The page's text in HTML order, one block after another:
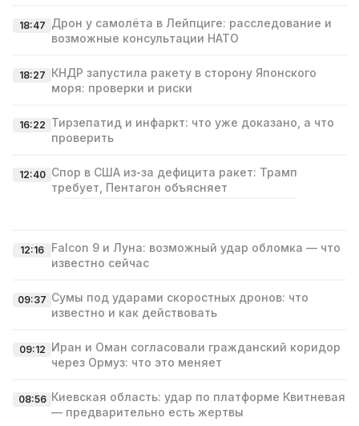
18:47 Дрон у самолёта в Лейпциге: расследование и
возможные консультации НАТО
18:27 КНДР запустила ракету в сторону Японского
моря: проверки и риски
16:22 Тирзепатид и инфаркт: что уже доказано, а что
проверить
12:40 Спор в США из‑за дефицита ракет: Трамп
требует, Пентагон объясняет
12:16
Falcon 9 и Луна: возможный удар обломка — что
известно сейчас
09:37 Сумы под ударами скоростных дронов: что
известно и как действовать
09:12 Иран и Оман согласовали гражданский коридор
через Ормуз: что это меняет
08:56 Киевская область: удар по платформе Квитневая
— предварительно есть жертвы